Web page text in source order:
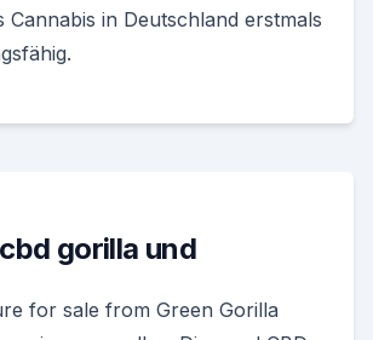
Cannabis in Deutschland erstmals
gorilla und
for sale from Green Gorilla